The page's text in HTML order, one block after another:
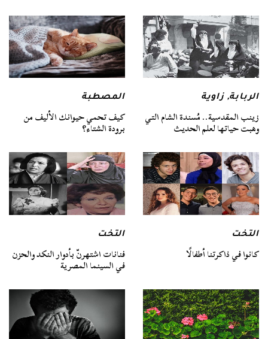
الربابة, زاوية
زينب المقدسية.. مُسندة الشام التي
وهبت حياتها لعلم الحديث
المصطبة
كيف تحمي حيوانك الأليف من
برودة الشتاء؟
التخت
كانوا في ذاكرتنا أطفالًا
التخت
فنانات اشتهرنّ بأدوار النكد والحزن
في السينما المصرية